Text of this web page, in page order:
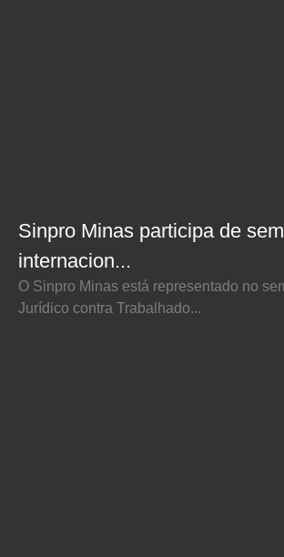
Sinpro Minas participa de
internacion...
O Sinpro Minas está representado no
Jurídico contra Trabalhado...